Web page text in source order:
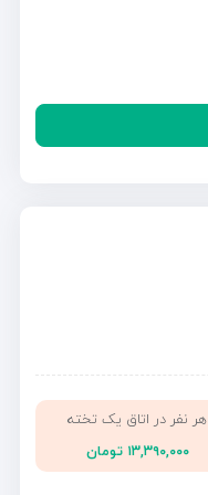
هر نفر در اتاق یک تخته
۱۳,۳۹۰,۰۰۰ تومان